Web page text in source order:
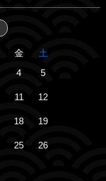
金
土
4 5
11 12
18 19
25 26